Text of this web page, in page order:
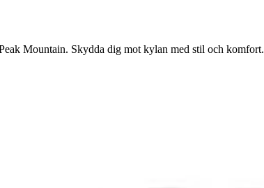
Mountain. Skydda dig mot kylan med stil och komfort.